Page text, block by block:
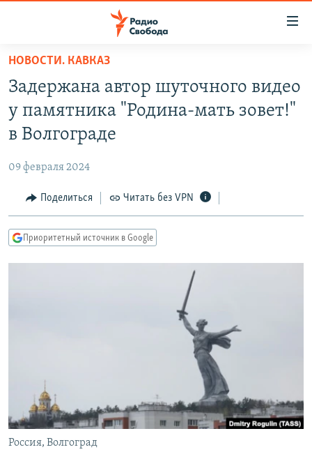
упрощенного
доступа
основному
Вернутся
Вернутся
ПОДКАСТЫ
АВТОРСКИЕ ПРОЕКТЫ
МНЕНИЯ
КУЛЬТУРА
КАВКАЗ.РЕАЛИИ
СОЦИАЛЬНЫЕ СЕТИ
НОВОСТИ. КАВКАЗ
Задержана автор шуточного видео
у памятника "Родина-мать зовет!"
в Волгограде
09 февраля 2024
Поделиться Читать без VPN
Приоритетный источник в Google
Россия, Волгоград